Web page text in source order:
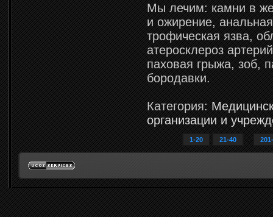
Мы лечим: камни в
и ожирение,
трофическая язва,
атеросклероз
паховая грыжа, зоб,
бородавки.
Категория:
организации и
1-20 21-40 ...